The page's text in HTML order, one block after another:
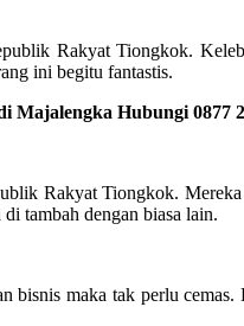
Rakyat Tiongkok.
ini begitu fantastis.
Majalengka Hubungi 0877
Rakyat Tiongkok.
tambah dengan biasa lain.
maka tak perlu